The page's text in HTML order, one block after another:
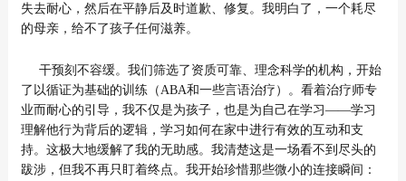
失去耐心，然后在平静后及时道歉、修复。我明白了，一个耗尽
的母亲，给不了孩子任何滋养。
干预刻不容缓。我们筛选了资质可靠、理念科学的机构，开始
了以循证为基础的训练（ABA和一些言语治疗）。看着治疗师专
业而耐心的引导，我不仅是为孩子，也是为自己在学习——学习
理解他行为背后的逻辑，学习如何在家中进行有效的互动和支
持。这极大地缓解了我的无助感。我清楚这是一场看不到尽头的
跋涉，但我不再只盯着终点。我开始珍惜那些微小的连接瞬间：